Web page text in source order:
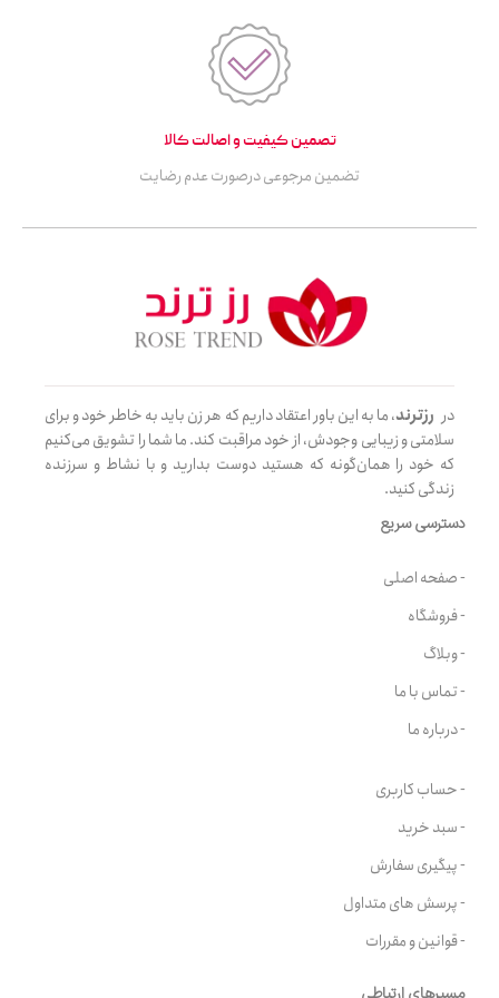
تصمین کیفیت و اصالت کالا
تضمین مرجوعی درصورت عدم رضایت
در رزترند، ما به این باور اعتقاد داریم که هر زن باید به خاطر خود و برای
سلامتی و زیبایی وجودش، از خود مراقبت کند. ما شما را تشویق می‌کنیم
که خود را همان‌گونه که هستید دوست بدارید و با نشاط و سرزنده
زندگی کنید.
دسترسی سریع
- صفحه اصلی
- فروشگاه
- وبلاگ
- تماس با ما
- درباره ما
- حساب کاربری
- سبد خرید
- پیگیری سفارش
- پرسش های متداول
- قوانین و مقررات